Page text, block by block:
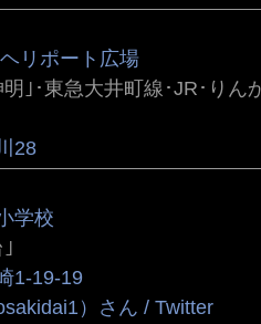
リポート広場
｣･東急大井町線･JR･りん
28
学校
1-19-19
）さん / Twitter